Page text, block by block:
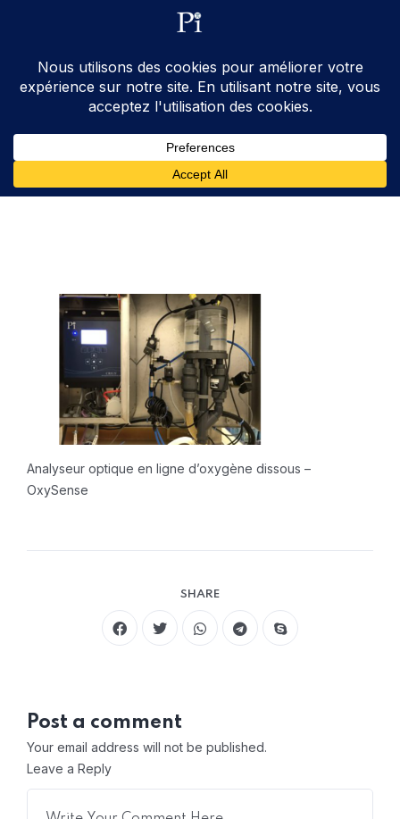
ventes@processinstruments.fr
Analyseur optique en ligne d’oxygène dissous –
OxySense
SHARE
Post a comment
Your email address will not be published.
Leave a Reply